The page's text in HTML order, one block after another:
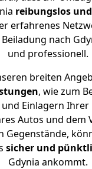
reibungslos
erfahrenes
nach
und professionell.
breiten
, wie zum
Einlagern Ihrer
Autos und dem
Gegenstände,
sicher und
Gdynia ankommt.